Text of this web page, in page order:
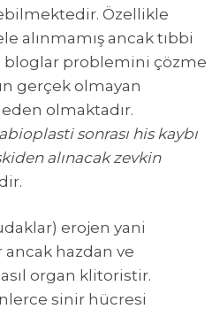
Özellikle
alınmamış ancak tıbbi
problemini çözme
gerçek olmayan
olmaktadır.
sonrası his kaybı
alınacak zevkin
erojen yani
ancak hazdan ve
organ klitoristir.
sinir hücresi